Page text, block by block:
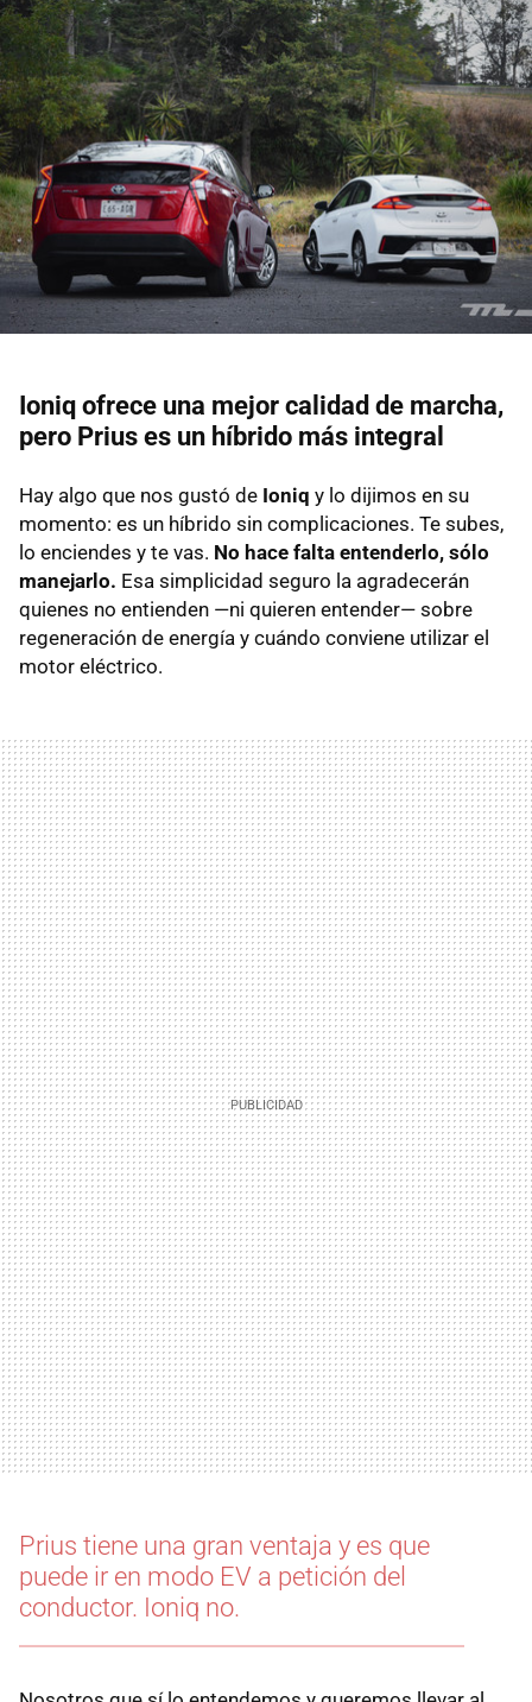
Ioniq ofrece una mejor calidad de marcha,
pero Prius es un híbrido más integral
Hay algo que nos gustó de Ioniq y lo dijimos en su
momento: es un híbrido sin complicaciones. Te subes,
lo enciendes y te vas. No hace falta entenderlo, sólo
manejarlo. Esa simplicidad seguro la agradecerán
quienes no entienden —ni quieren entender— sobre
regeneración de energía y cuándo conviene utilizar el
motor eléctrico.
Prius tiene una gran ventaja y es que
puede ir en modo EV a petición del
conductor. Ioniq no.